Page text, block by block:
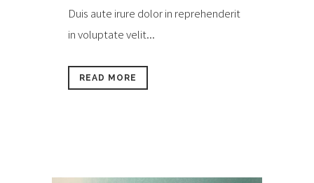
Duis aute irure dolor in reprehenderit
in voluptate velit...
READ MORE